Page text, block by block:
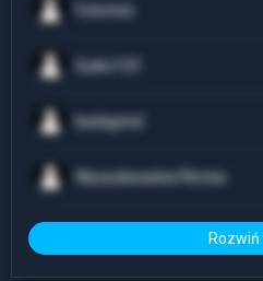
futuress
Guiko123
backgrind
Wyszukiwarka Filmów
Rozwiń